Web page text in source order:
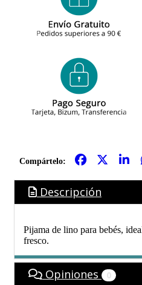
Compártelo:
Descripción
Pijama de lino para bebés,
fresco.
Opiniones 0